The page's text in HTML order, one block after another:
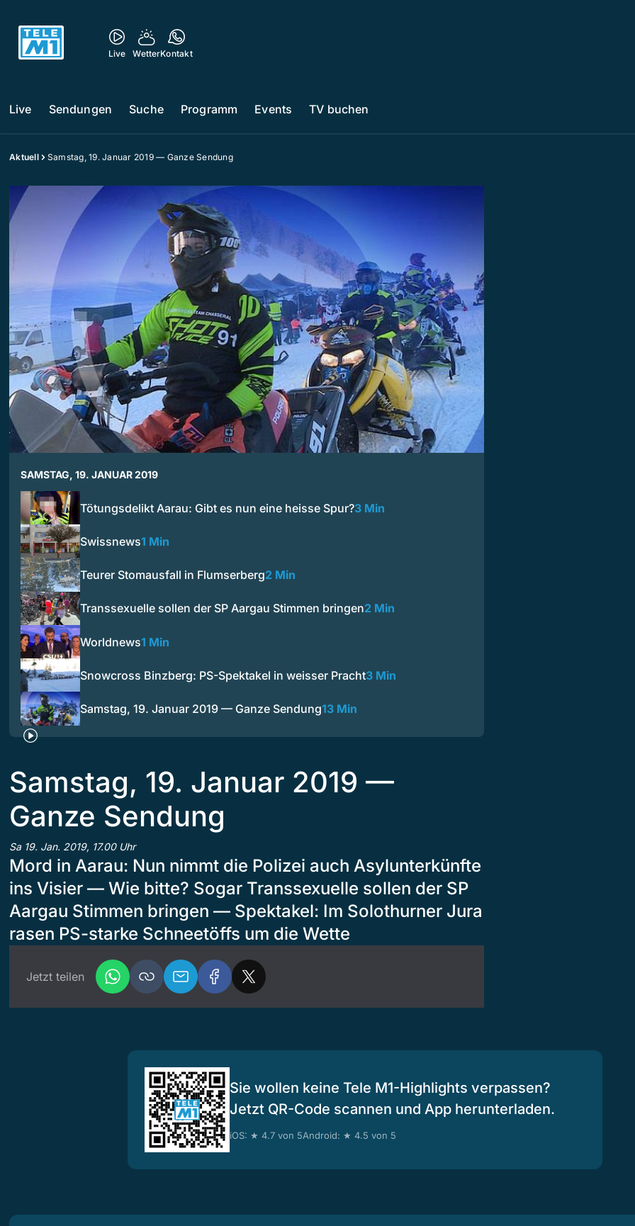
Live WetterKontakt
Live Sendungen Suche Programm Events TV buchen
Aktuell Samstag, 19. Januar 2019 — Ganze Sendung
SAMSTAG, 19. JANUAR 2019
Tötungsdelikt Aarau: Gibt es nun eine heisse Spur?3 Min
Swissnews1 Min
Teurer Stomausfall in Flumserberg2 Min
Transsexuelle sollen der SP Aargau Stimmen bringen2 Min
Worldnews1 Min
Snowcross Binzberg: PS-Spektakel in weisser Pracht3 Min
Samstag, 19. Januar 2019 — Ganze Sendung13 Min
Samstag, 19. Januar 2019 —
Ganze Sendung
Sa 19. Jan. 2019, 17.00 Uhr
Mord in Aarau: Nun nimmt die Polizei auch Asylunterkünfte
ins Visier — Wie bitte? Sogar Transsexuelle sollen der SP
Aargau Stimmen bringen — Spektakel: Im Solothurner Jura
rasen PS-starke Schneetöffs um die Wette
Jetzt teilen
Sie wollen keine Tele M1-Highlights verpassen?
Jetzt QR-Code scannen und App herunterladen.
iOS: ★ 4.7 von 5Android: ★ 4.5 von 5